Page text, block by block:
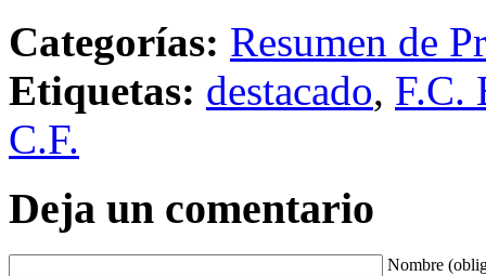
Categorías: Resumen de
Etiquetas: destacado, F.C.
C.F.
Deja un comentario
Nombre